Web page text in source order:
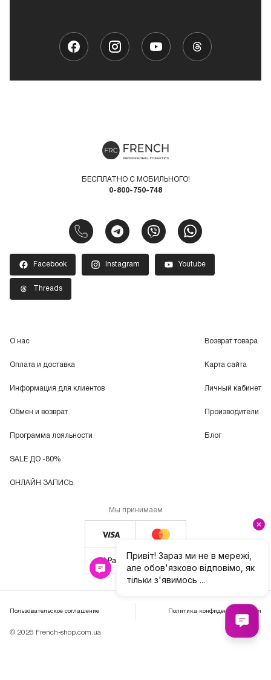
БЕСПЛАТНО С МОБИЛЬНОГО!
0-800-750-748
Facebook Instagram Youtube
Threads
О нас
Оплата и доставка
Информация для клиентов
Обмен и возврат
Программа лояльности
SALE ДО -80%
ОНЛАЙН ЗАПИСЬ
Возврат товара
Карта сайта
Личный кабинет
Производители
Блог
Мы принимаем
© 2026 French-shop.com.ua
Пользовательское соглашение Политика конфиденциальности